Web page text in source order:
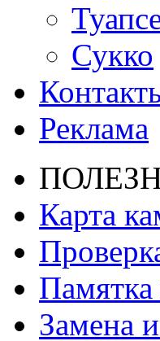
Сукко
Реклама
Карта
Замена